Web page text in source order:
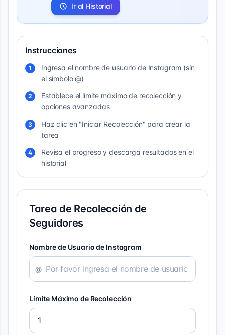
Ir al Historial
Instrucciones
1
Ingresa el nombre de usuario de Instagram (sin
el símbolo @)
2
Establece el límite máximo de recolección y
opciones avanzadas
3
Haz clic en "Iniciar Recolección" para crear la
tarea
4
Revisa el progreso y descarga resultados en el
historial
Tarea de Recolección de
Seguidores
Nombre de Usuario de Instagram
@
Límite Máximo de Recolección